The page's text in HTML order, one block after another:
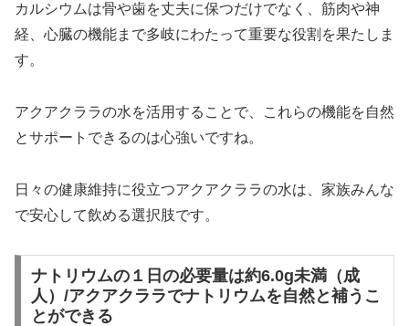
カルシウムは骨や歯を丈夫に保つだけでなく、筋肉や神
経、心臓の機能まで多岐にわたって重要な役割を果たしま
す。
アクアクララの水を活用することで、これらの機能を自然
とサポートできるのは心強いですね。
日々の健康維持に役立つアクアクララの水は、家族みんな
で安心して飲める選択肢です。
ナトリウムの１日の必要量は約6.0g未満（成
人）/アクアクララでナトリウムを自然と補うこ
とができる